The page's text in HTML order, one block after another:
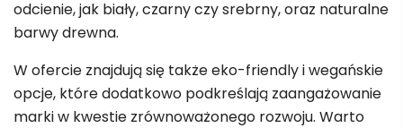
odcienie, jak biały, czarny czy srebrny, oraz naturalne
barwy drewna.
W ofercie znajdują się także eko-friendly i wegańskie
opcje, które dodatkowo podkreślają zaangażowanie
marki w kwestie zrównoważonego rozwoju. Warto